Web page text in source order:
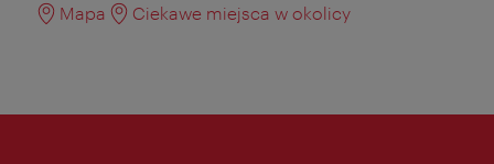
Mapa
Ciekawe miejsca w okolicy